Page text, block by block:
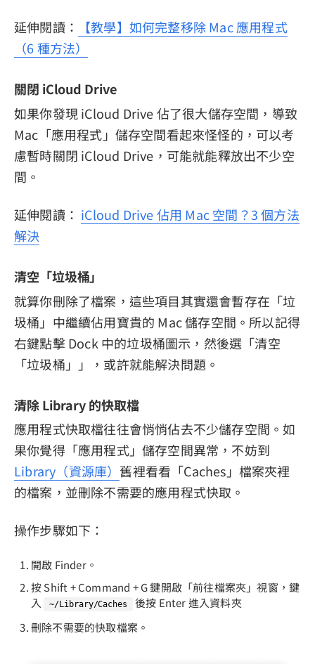
延伸閱讀：
【教學】如何完整移除 Mac 應用程式
（6 種方法）
關閉 iCloud Drive
如果你發現 iCloud Drive 佔了很大儲存空間，導致
Mac「應用程式」儲存空間看起來怪怪的，可以考
慮暫時關閉 iCloud Drive，可能就能釋放出不少空
間。
延伸閱讀： iCloud Drive 佔用 Mac 空間？3 個方法
解決
清空「垃圾桶」
就算你刪除了檔案，這些項目其實還會暫存在「垃
圾桶」中繼續佔用寶貴的 Mac 儲存空間。所以記得
右鍵點擊 Dock 中的垃圾桶圖示，然後選「清空
「垃圾桶」」，或許就能解決問題。
清除 Library 的快取檔
應用程式快取檔往往會悄悄佔去不少儲存空間。如
果你覺得「應用程式」儲存空間異常，不妨到
Library（資源庫） 舊裡看看「Caches」檔案夾裡
的檔案，並刪除不需要的應用程式快取。
操作步驟如下：
開啟 Finder。
按 Shift + Command + G 鍵開啟「前往檔案夾」視窗，鍵
入
~/Library/Caches
後按 Enter 進入資料夾
刪除不需要的快取檔案。